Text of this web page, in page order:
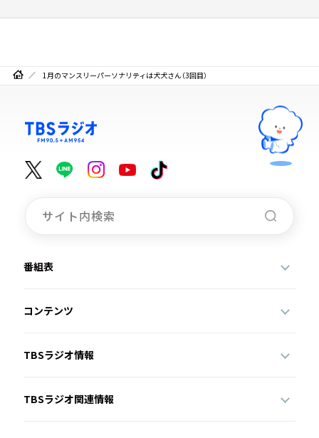
1月のマンスリーパーソナリティは犬犬さん（3回目）
番組表
コンテンツ
TBSラジオ情報
TBSラジオ関連情報